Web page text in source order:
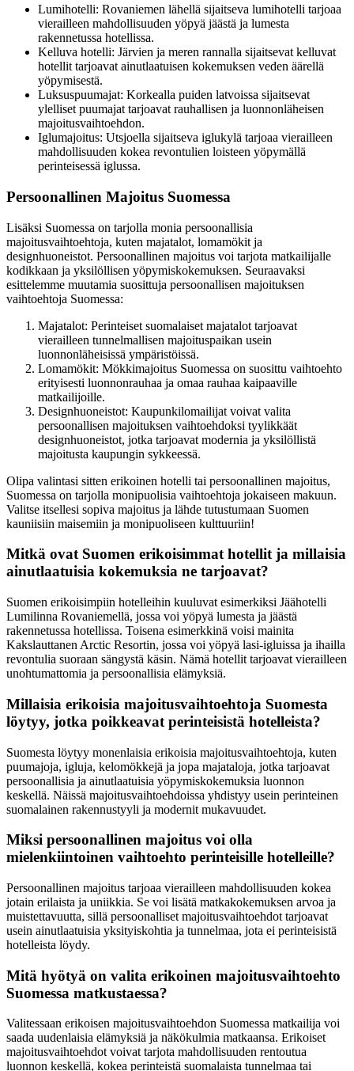
Lumihotelli: Rovaniemen lähellä sijaitseva lumihotelli tarjoaa
vierailleen mahdollisuuden yöpyä jäästä ja lumesta
rakennetussa hotellissa.
Kelluva hotelli: Järvien ja meren rannalla sijaitsevat kelluvat
hotellit tarjoavat ainutlaatuisen kokemuksen veden äärellä
yöpymisestä.
Luksuspuumajat: Korkealla puiden latvoissa sijaitsevat
ylelliset puumajat tarjoavat rauhallisen ja luonnonläheisen
majoitusvaihtoehdon.
Iglumajoitus: Utsjoella sijaitseva iglukylä tarjoaa vierailleen
mahdollisuuden kokea revontulien loisteen yöpymällä
perinteisessä iglussa.
Persoonallinen Majoitus Suomessa
Lisäksi Suomessa on tarjolla monia persoonallisia
majoitusvaihtoehtoja, kuten majatalot, lomamökit ja
designhuoneistot. Persoonallinen majoitus voi tarjota matkailijalle
kodikkaan ja yksilöllisen yöpymiskokemuksen. Seuraavaksi
esittelemme muutamia suosittuja persoonallisen majoituksen
vaihtoehtoja Suomessa:
Majatalot: Perinteiset suomalaiset majatalot tarjoavat
vierailleen tunnelmallisen majoituspaikan usein
luonnonläheisissä ympäristöissä.
Lomamökit: Mökkimajoitus Suomessa on suosittu vaihtoehto
erityisesti luonnonrauhaa ja omaa rauhaa kaipaaville
matkailijoille.
Designhuoneistot: Kaupunkilomailijat voivat valita
persoonallisen majoituksen vaihtoehdoksi tyylikkäät
designhuoneistot, jotka tarjoavat modernia ja yksilöllistä
majoitusta kaupungin sykkeessä.
Olipa valintasi sitten erikoinen hotelli tai persoonallinen majoitus,
Suomessa on tarjolla monipuolisia vaihtoehtoja jokaiseen makuun.
Valitse itsellesi sopiva majoitus ja lähde tutustumaan Suomen
kauniisiin maisemiin ja monipuoliseen kulttuuriin!
Mitkä ovat Suomen erikoisimmat hotellit ja millaisia
ainutlaatuisia kokemuksia ne tarjoavat?
Suomen erikoisimpiin hotelleihin kuuluvat esimerkiksi Jäähotelli
Lumilinna Rovaniemellä, jossa voi yöpyä lumesta ja jäästä
rakennetussa hotellissa. Toisena esimerkkinä voisi mainita
Kakslauttanen Arctic Resortin, jossa voi yöpyä lasi-igluissa ja ihailla
revontulia suoraan sängystä käsin. Nämä hotellit tarjoavat vierailleen
unohtumattomia ja persoonallisia elämyksiä.
Millaisia erikoisia majoitusvaihtoehtoja Suomesta
löytyy, jotka poikkeavat perinteisistä hotelleista?
Suomesta löytyy monenlaisia erikoisia majoitusvaihtoehtoja, kuten
puumajoja, igluja, kelomökkejä ja jopa majataloja, jotka tarjoavat
persoonallisia ja ainutlaatuisia yöpymiskokemuksia luonnon
keskellä. Näissä majoitusvaihtoehdoissa yhdistyy usein perinteinen
suomalainen rakennustyyli ja modernit mukavuudet.
Miksi persoonallinen majoitus voi olla
mielenkiintoinen vaihtoehto perinteisille hotelleille?
Persoonallinen majoitus tarjoaa vierailleen mahdollisuuden kokea
jotain erilaista ja uniikkia. Se voi lisätä matkakokemuksen arvoa ja
muistettavuutta, sillä persoonalliset majoitusvaihtoehdot tarjoavat
usein ainutlaatuisia yksityiskohtia ja tunnelmaa, jota ei perinteisistä
hotelleista löydy.
Mitä hyötyä on valita erikoinen majoitusvaihtoehto
Suomessa matkustaessa?
Valitessaan erikoisen majoitusvaihtoehdon Suomessa matkailija voi
saada uudenlaisia elämyksiä ja näkökulmia matkaansa. Erikoiset
majoitusvaihtoehdot voivat tarjota mahdollisuuden rentoutua
luonnon keskellä, kokea perinteistä suomalaista tunnelmaa tai